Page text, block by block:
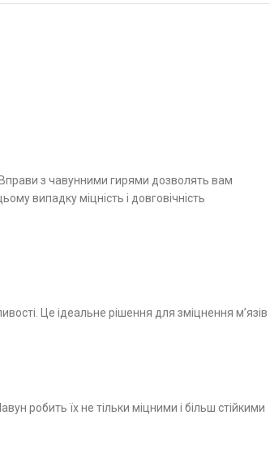
з чавунними гирями дозволять вам
випадку міцність і довговічність
Це ідеальне рішення для зміцнення м’язів
робить їх не тільки міцними і більш стійкими